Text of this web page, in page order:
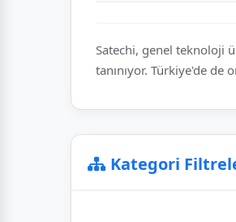
Satechi, genel teknoloji
tanınıyor. Türkiye'de
Kategori